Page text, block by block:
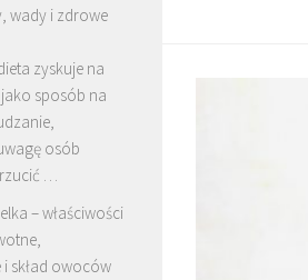
wady i zdrowe
zyskuje na
sposób na
osób
…
– właściwości
skład owoców